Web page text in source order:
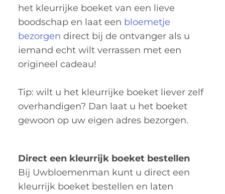
het kleurrijke boeket van een lieve
boodschap en laat een bloemetje
bezorgen direct bij de ontvanger als u
iemand echt wilt verrassen met een
origineel cadeau!
Tip: wilt u het kleurrijke boeket liever zelf
overhandigen? Dan laat u het boeket
gewoon op uw eigen adres bezorgen.
Direct een kleurrijk boeket bestellen
Bij Uwbloemenman kunt u direct een
kleurrijk boeket bestellen en laten